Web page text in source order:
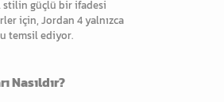
güçlü bir ifadesi
için, Jordan 4 yalnızca
temsil ediyor.
Nasıldır?